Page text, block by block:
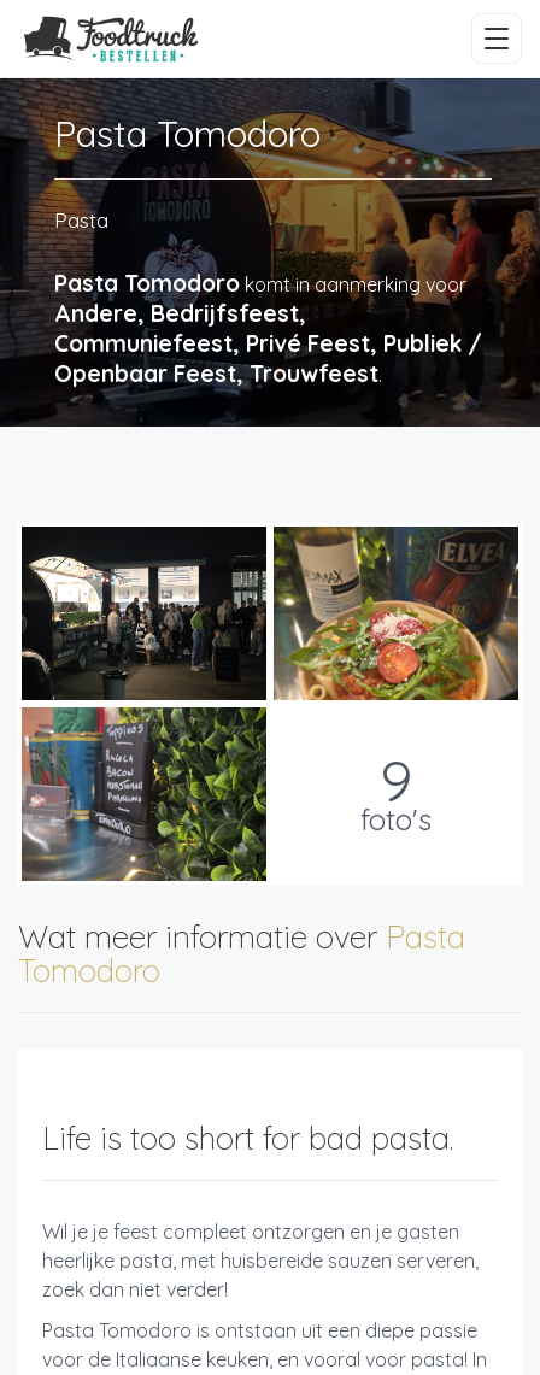
Pasta Tomodoro
Pasta
Pasta Tomodoro komt in aanmerking voor
Andere, Bedrijfsfeest,
Communiefeest, Privé Feest, Publiek /
Openbaar Feest, Trouwfeest.
9
foto's
Wat meer informatie over Pasta
Tomodoro
Life is too short for bad pasta.
Wil je je feest compleet ontzorgen en je gasten
heerlijke pasta, met huisbereide sauzen serveren,
zoek dan niet verder!
Pasta Tomodoro is ontstaan uit een diepe passie
voor de Italiaanse keuken, en vooral voor pasta! In